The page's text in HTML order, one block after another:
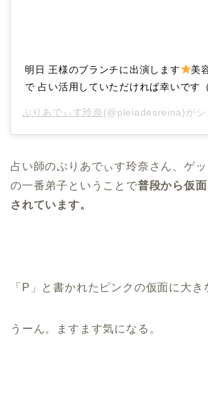
明日 王様のブランチに出演します
美
で 占い活用していただければ幸いです
ぷりあでぃす玲奈(@pleiadesreina)がシ
占い師のぷりあでぃす玲奈さん、ゲ
の一番弟子ということで普段から仮
されています。
「P」 と書かれたピンクの仮面に大き
うーん。ますます気になる。